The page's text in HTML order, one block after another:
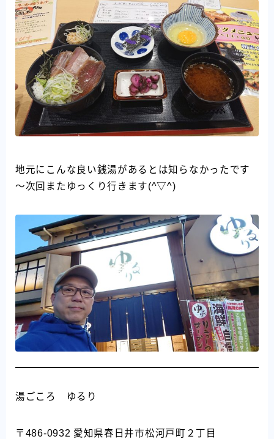
地元にこんな良い銭湯があるとは知らなかったです
～次回またゆっくり行きます(^▽^)
湯ごころ ゆるり
〒486-0932 愛知県春日井市松河戸町２丁目